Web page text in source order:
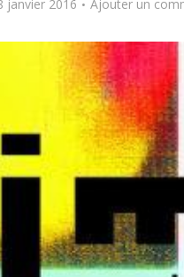
janvier 2016 Ajouter un